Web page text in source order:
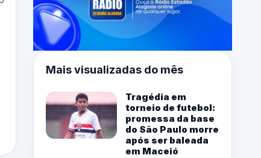
Mais visualizadas do mês
Tragédia em
torneio de futebol:
promessa da base
do São Paulo morre
após ser baleada
em Maceió